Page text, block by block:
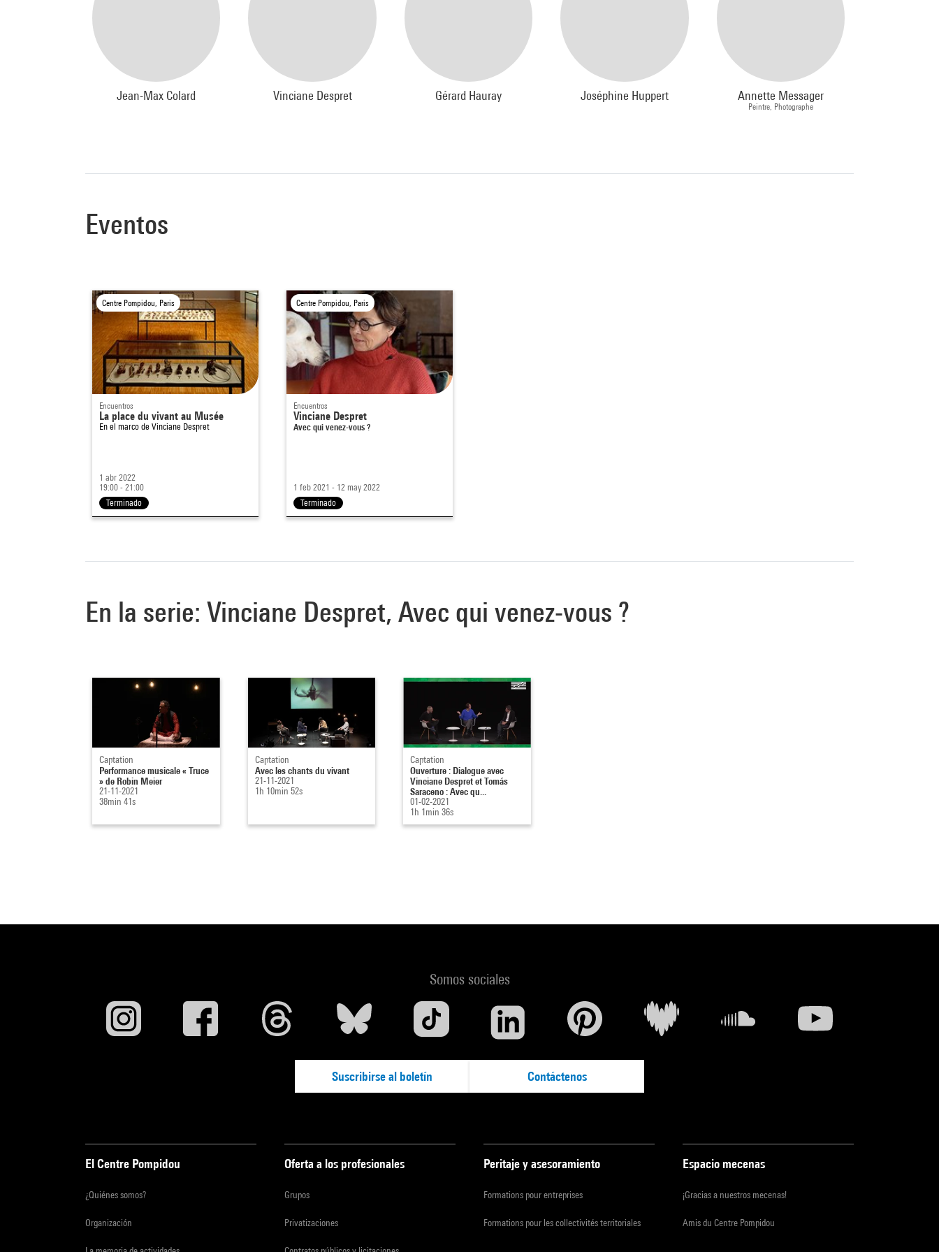
Jean-Max Colard Vinciane Despret Gérard Hauray Joséphine Huppert Annette Messager
Peintre, Photographe
Eventos
Centre Pompidou, Paris
Encuentros
La place du vivant au Musée
En el marco de Vinciane Despret
1 abr 2022
19:00 - 21:00
Terminado
Centre Pompidou, Paris
Encuentros
Vinciane Despret
Avec qui venez-vous ?
1 feb 2021 - 12 may 2022
Terminado
En la serie: Vinciane Despret, Avec qui venez-vous ?
Captation
Performance musicale « Truce
» de Robin Meier
21-11-2021
38min 41s
Captation
Avec les chants du vivant
21-11-2021
1h 10min 52s
Captation
Ouverture : Dialogue avec
Vinciane Despret et Tomás
Saraceno : Avec qu...
01-02-2021
1h 1min 36s
Somos sociales
Suscribirse al boletín Contáctenos
El Centre Pompidou
¿Quiénes somos?
Organización
Oferta a los profesionales
Grupos
Privatizaciones
Peritaje y asesoramiento
Formations pour entreprises
Formations pour les collectivités territoriales
Espacio mecenas
¡Gracias a nuestros mecenas!
Amis du Centre Pompidou